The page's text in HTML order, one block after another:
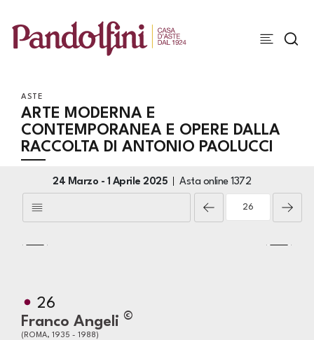
ASTE
ARTE MODERNA E
CONTEMPORANEA E OPERE DALLA
RACCOLTA DI ANTONIO PAOLUCCI
24 Marzo - 1 Aprile 2025 Asta online 1372
26
Franco Angeli ©
(ROMA, 1935 - 1988)